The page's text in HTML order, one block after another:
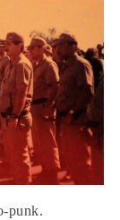
punk.